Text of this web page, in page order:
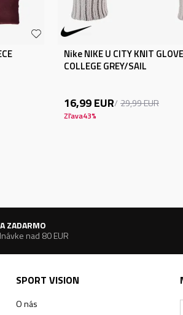
Nike NIKE U CITY KNIT GLOVE
COLLEGE GREY/SAIL
16,99EUR 29,99EUR
Zľava43%
ZADARMO
nad 80 EUR
SPORT VISION
O nás